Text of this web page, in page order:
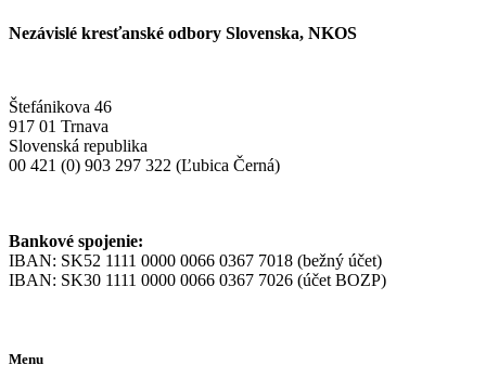
Nezávislé kresťanské odbory Slovenska, NKOS
Štefánikova 46
917 01 Trnava
Slovenská republika
00 421 (0) 903 297 322 (Ľubica Černá)
Bankové spojenie:
IBAN: SK52 1111 0000 0066 0367 7018 (bežný účet)
IBAN: SK30 1111 0000 0066 0367 7026 (účet BOZP)
Menu